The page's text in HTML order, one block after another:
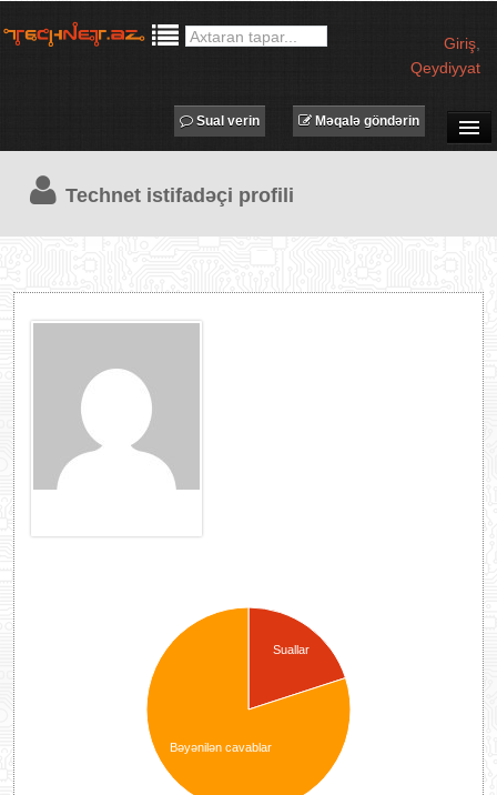
Giriş
Qeydiyyat
TECHNET TV
MƏQALƏLƏR
Məqalə göndərin
Sual verin
Technet istifadəçi profili
Suallar
Bəyənilən cavablar